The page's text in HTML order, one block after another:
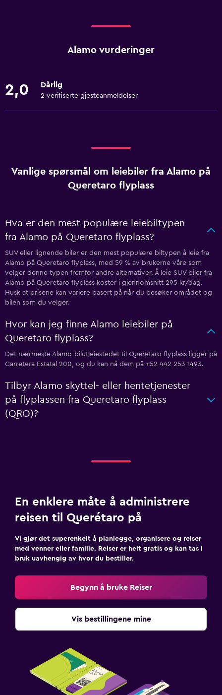
Alamo vurderinger
2,0 Dårlig
2 verifiserte gjesteanmeldelser
Vanlige spørsmål om leiebiler fra Alamo på
Queretaro flyplass
Hva er den mest populære leiebiltypen
fra Alamo på Queretaro flyplass?
SUV eller lignende biler er den mest populære biltypen å leie fra
Alamo på Queretaro flyplass, med 59 % av brukerne våre som
velger denne typen fremfor andre alternativer. Å leie SUV biler fra
Alamo på Queretaro flyplass koster i gjennomsnitt 295 kr/dag.
Husk at prisene kan variere basert på når du besøker området og
bilen som du velger.
Hvor kan jeg finne Alamo leiebiler på
Queretaro flyplass?
Det nærmeste Alamo-bilutleiestedet til Queretaro flyplass ligger på
Carretera Estatal 200, og du kan nå dem på +52 442 253 1493.
Tilbyr Alamo skyttel- eller hentetjenester
på flyplassen fra Queretaro flyplass
(QRO)?
En enklere måte å administrere
reisen til Querétaro på
Vi gjør det superenkelt å planlegge, organisere og reiser
med venner eller familie. Reiser er helt gratis og kan tas i
bruk uavhengig av hvor du bestiller.
Begynn å bruke Reiser
Vis bestillingene mine